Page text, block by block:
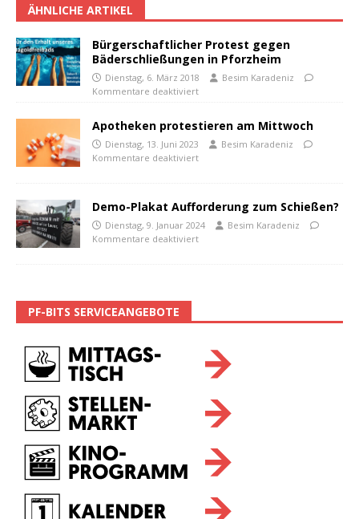
ÄHNLICHE ARTIKEL
Bürgerschaftlicher Protest gegen
Bäderschließungen in Pforzheim
Dienstag, 6. März 2018
Besim Karadeniz
Kommentare deaktiviert
Apotheken protestieren am Mittwoch
Dienstag, 13. Juni 2023
Besim Karadeniz
Kommentare deaktiviert
Demo-Plakat Aufforderung zum Schießen?
Dienstag, 9. Januar 2024
Besim Karadeniz
Kommentare deaktiviert
PF-BITS SERVICEANGEBOTE